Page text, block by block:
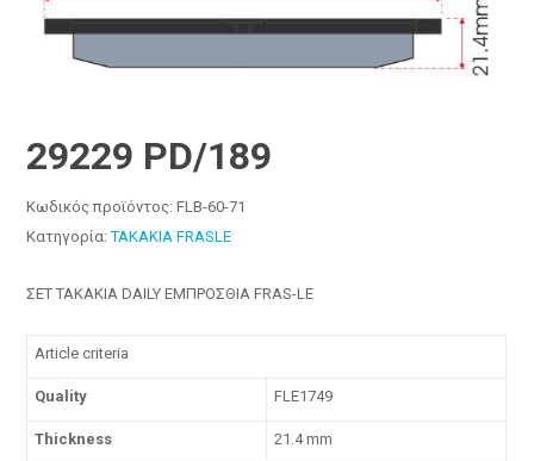
29229 PD/189
Κωδικός προϊόντος:FLB-60-71
Κατηγορία:ΤΑΚΑΚΙΑ FRASLE
ΣΕΤ ΤΑΚΑΚΙΑ DAILY ΕΜΠΡΟΣΘΙΑ FRAS-LE
Article criteria
Quality FLE1749
Thickness 21.4 mm